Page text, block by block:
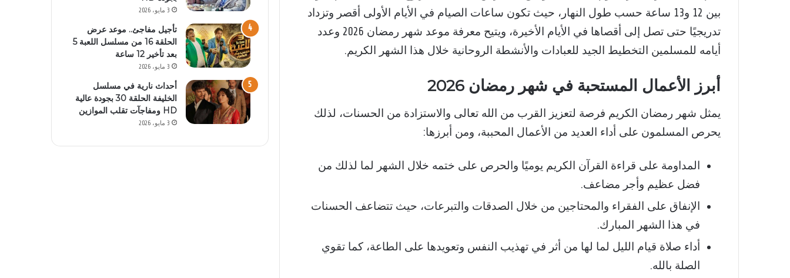
بين 12 و13 ساعة حسب طول النهار، حيث تكون ساعات الصيام في الأيام الأولى أقصر وتزداد
تدريجيًا حتى تصل إلى أقصاها في الأيام الأخيرة، ويتيح معرفة موعد شهر رمضان 2026 وعدد
أيامه للمسلمين التخطيط الجيد للعبادات والأنشطة الروحانية خلال هذا الشهر الكريم.
أبرز الأعمال المستحبة في شهر رمضان 2026
يمثل شهر رمضان الكريم فرصة لتعزيز القرب من الله تعالى والاستزادة من الحسنات، لذلك
يحرص المسلمون على أداء العديد من الأعمال المحببة، ومن أبرزها:
المداومة على قراءة القرآن الكريم يوميًا والحرص على ختمه خلال الشهر لما لذلك من
فضل عظيم وأجر مضاعف.
الإنفاق على الفقراء والمحتاجين من خلال الصدقات والتبرعات، حيث تتضاعف الحسنات
في هذا الشهر المبارك.
أداء صلاة قيام الليل لما لها من أثر في تهذيب النفس وتعويدها على الطاعة، كما تقوي
الصلة بالله.
3 مايو، 2026
تأجيل مفاجئ.. موعد عرض
الحلقة 16 من مسلسل اللعبة 5
بعد تأخير 12 ساعة
3 مايو، 2026
أحداث نارية في مسلسل
الخليفة الحلقة 30 بجودة عالية
HD ومفاجآت تقلب الموازين
3 مايو، 2026